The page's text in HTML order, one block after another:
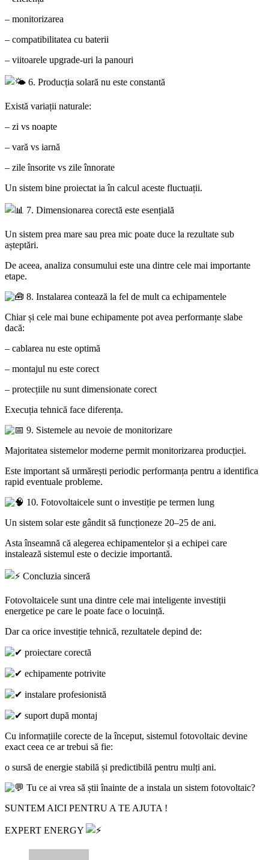
– monitorizarea
– compatibilitatea cu baterii
– viitoarele upgrade-uri la panouri
6. Producția solară nu este constantă
Există variații naturale:
– zi vs noapte
– vară vs iarnă
– zile însorite vs zile înnorate
Un sistem bine proiectat ia în calcul aceste fluctuații.
7. Dimensionarea corectă este esențială
Un sistem prea mare sau prea mic poate duce la rezultate sub
așteptări.
De aceea, analiza consumului este una dintre cele mai importante
etape.
8. Instalarea contează la fel de mult ca echipamentele
Chiar și cele mai bune echipamente pot avea performanțe slabe
dacă:
– cablarea nu este optimă
– montajul nu este corect
– protecțiile nu sunt dimensionate corect
Execuția tehnică face diferența.
9. Sistemele au nevoie de monitorizare
Majoritatea sistemelor moderne permit monitorizarea producției.
Este important să urmărești periodic performanța pentru a identifica
rapid eventuale probleme.
10. Fotovoltaicele sunt o investiție pe termen lung
Un sistem solar este gândit să funcționeze 20–25 de ani.
Asta înseamnă că alegerea echipamentelor și a echipei care
instalează sistemul este o decizie importantă.
Concluzia sinceră
Fotovoltaicele sunt una dintre cele mai inteligente investiții
energetice pe care le poate face o locuință.
Dar ca orice investiție tehnică, rezultatele depind de:
proiectare corectă
echipamente potrivite
instalare profesionistă
suport după montaj
Cu informațiile corecte de la început, sistemul fotovoltaic devine
exact ceea ce ar trebui să fie:
o sursă de energie stabilă și predictibilă pentru mulți ani.
Tu ce ai vrea să știi înainte de a instala un sistem fotovoltaic?
SUNTEM AICI PENTRU A TE AJUTA !
EXPERT ENERGY